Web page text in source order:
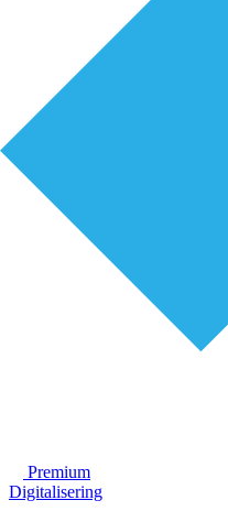
Premium
Digitalisering